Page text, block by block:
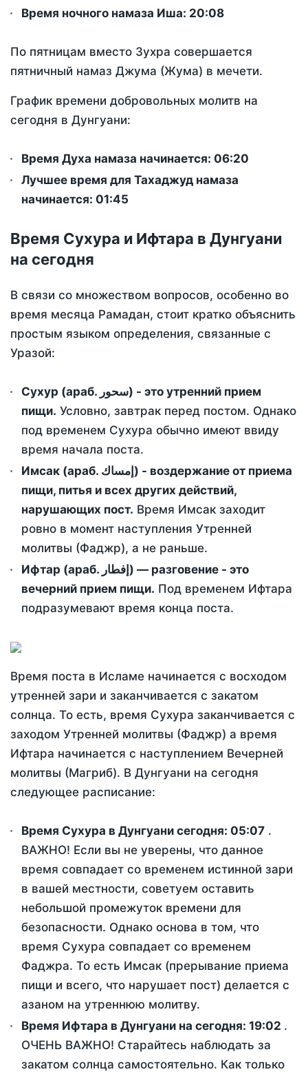
Время ночного намаза Иша: 20:08
По пятницам вместо Зухра совершается
пятничный намаз Джума (Жума) в мечети.
График времени добровольных молитв на
сегодня в Дунгуани:
Время Духа намаза начинается: 06:20
Лучшее время для Тахаджуд намаза
начинается: 01:45
Время Сухура и Ифтара в Дунгуани
на сегодня
В связи со множеством вопросов, особенно во
время месяца Рамадан, стоит кратко объяснить
простым языком определения, связанные с
Уразой:
Сухур (араб. سحور) - это утренний прием
пищи. Условно, завтрак перед постом. Однако
под временем Сухура обычно имеют ввиду
время начала поста.
Имсак (араб. إمساك) - воздержание от приема
пищи, питья и всех других действий,
нарушающих пост. Время Имсак заходит
ровно в момент наступления Утренней
молитвы (Фаджр), а не раньше.
Ифтар (араб. إفطار) — разговение - это
вечерний прием пищи. Под временем Ифтара
подразумевают время конца поста.
Время поста в Исламе начинается с восходом
утренней зари и заканчивается с закатом
солнца. То есть, время Сухура заканчивается с
заходом Утренней молитвы (Фаджр) а время
Ифтара начинается с наступлением Вечерней
молитвы (Магриб). В Дунгуани на сегодня
следующее расписание:
Время Сухура в Дунгуани сегодня: 05:07 .
ВАЖНО! Если вы не уверены, что данное
время совпадает со временем истинной зари
в вашей местности, советуем оставить
небольшой промежуток времени для
безопасности. Однако основа в том, что
время Сухура совпадает со временем
Фаджра. То есть Имсак (прерывание приема
пищи и всего, что нарушает пост) делается с
азаном на утреннюю молитву.
Время Ифтара в Дунгуани на сегодня: 19:02 .
ОЧЕНЬ ВАЖНО! Старайтесь наблюдать за
закатом солнца самостоятельно. Как только